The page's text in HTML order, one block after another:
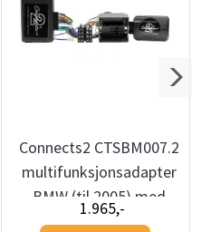
Connects2 CTSBM007.2
multifunksjonsadapter
BMW (til 2005) med
aktivt lydsystem
1.965,-